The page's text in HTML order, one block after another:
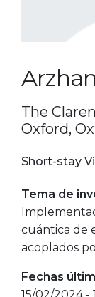
The
Oxford,
Short-stay
Tema de
cuántica de
acoplados
Fechas